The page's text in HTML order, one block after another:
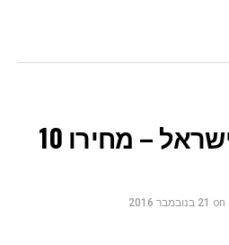
השעון היקר בישראל – מחירו 10
on 21 בנובמבר 2016